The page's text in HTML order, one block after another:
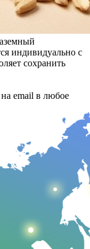
индивидуально с
сохранить
email в любое